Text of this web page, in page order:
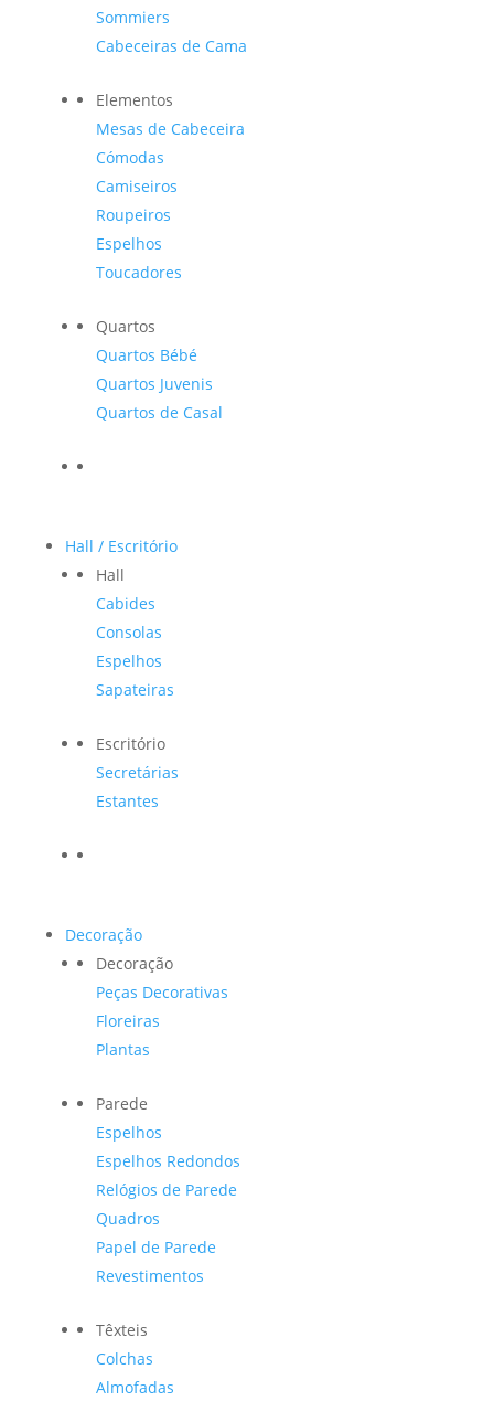
Sommiers
Cabeceiras de Cama
Elementos
Mesas de Cabeceira
Cómodas
Camiseiros
Roupeiros
Espelhos
Toucadores
Quartos
Quartos Bébé
Quartos Juvenis
Quartos de Casal
Hall / Escritório
Hall
Cabides
Consolas
Espelhos
Sapateiras
Escritório
Secretárias
Estantes
Decoração
Decoração
Peças Decorativas
Floreiras
Plantas
Parede
Espelhos
Espelhos Redondos
Relógios de Parede
Quadros
Papel de Parede
Revestimentos
Têxteis
Colchas
Almofadas